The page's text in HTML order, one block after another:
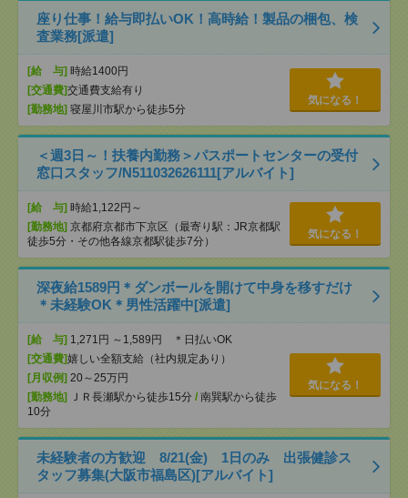
座り仕事！給与即払いOK！高時給！製品の梱包、検
査業務[派遣]
[給 与] 時給1400円
[交通費]交通費支給有り
[勤務地] 寝屋川市駅から徒歩5分
気になる！
＜週3日～！扶養内勤務＞パスポートセンターの受付
窓口スタッフ/N511032626111[アルバイト]
[給 与] 時給1,122円～
[勤務地] 京都府京都市下京区（最寄り駅：JR京都駅
徒歩5分・その他各線京都駅徒歩7分）
気になる！
深夜給1589円＊ダンボールを開けて中身を移すだけ
＊未経験OK＊男性活躍中[派遣]
[給 与] 1,271円 ～1,589円 ＊日払いOK
[交通費]嬉しい全額支給（社内規定あり）
[月収例] 20～25万円
[勤務地]
ＪＲ長瀬駅から徒歩15分 / 南巽駅から徒歩
10分
気になる！
未経験者の方歓迎 8/21(金) 1日のみ 出張健診ス
タッフ募集(大阪市福島区)[アルバイト]